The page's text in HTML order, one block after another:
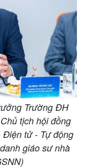
Trường ĐH
tịch hội đồng
tử - Tự động
giáo sư nhà